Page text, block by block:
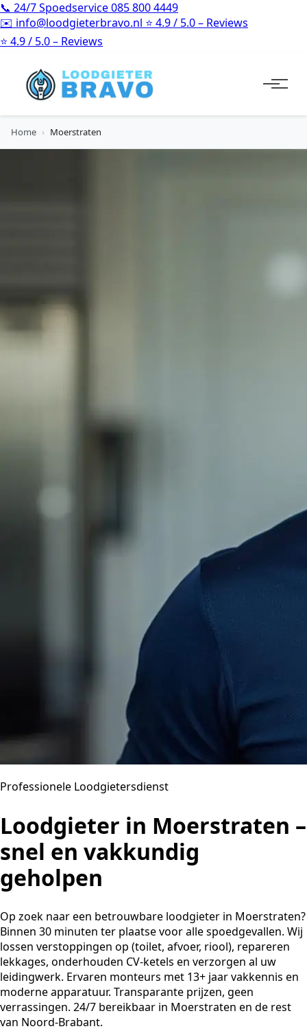
📞 24/7 Spoedservice085 800 4449
✉️ info@loodgieterbravo.nl ⭐ 4.9 / 5.0 – Reviews
⭐ 4.9 / 5.0 – Reviews
Home › Moerstraten
Professionele Loodgietersdienst
Loodgieter in Moerstraten –
snel en vakkundig
geholpen
Op zoek naar een betrouwbare loodgieter in Moerstraten?
Binnen 30 minuten ter plaatse voor alle spoedgevallen. Wij
lossen verstoppingen op (toilet, afvoer, riool), repareren
lekkages, onderhouden CV-ketels en verzorgen al uw
leidingwerk. Ervaren monteurs met 13+ jaar vakkennis en
moderne apparatuur. Transparante prijzen, geen
verrassingen. 24/7 bereikbaar in Moerstraten en de rest
van Noord-Brabant.